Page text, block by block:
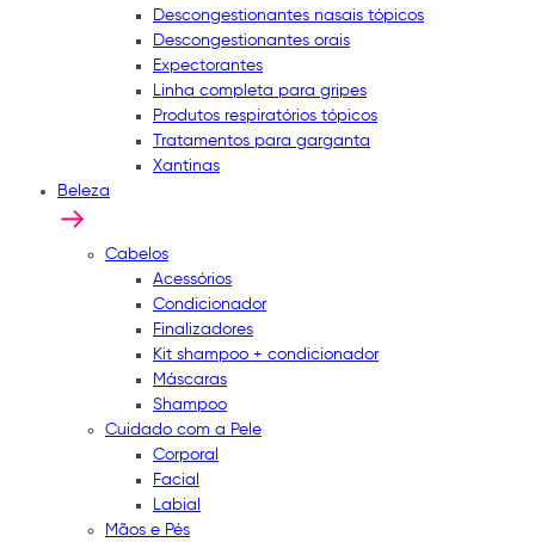
Descongestionantes nasais tópicos
Descongestionantes orais
Expectorantes
Linha completa para gripes
Produtos respiratórios tópicos
Tratamentos para garganta
Xantinas
Beleza
Cabelos
Acessórios
Condicionador
Finalizadores
Kit shampoo + condicionador
Máscaras
Shampoo
Cuidado com a Pele
Corporal
Facial
Labial
Mãos e Pés